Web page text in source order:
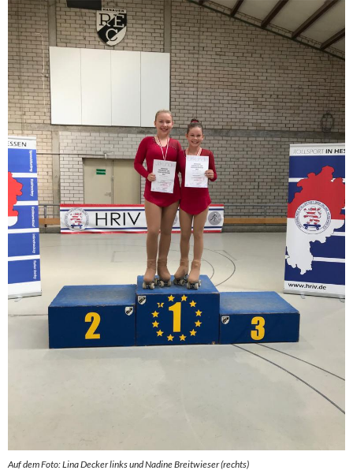
Auf dem Foto: Lina Decker links und Nadine Breitwieser (rechts)